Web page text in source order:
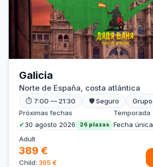
Galicia
Norte de España, costa atlántica
⏱ 7:00 — 21:30 🛡 Seguro
Grupo
Próximas fechas
✔30 agosto 2026 26 plazas
Temporada
Fecha única
Adult
389 €
Child: 365 €